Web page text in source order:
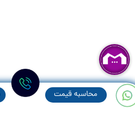
محاسبه قيمت